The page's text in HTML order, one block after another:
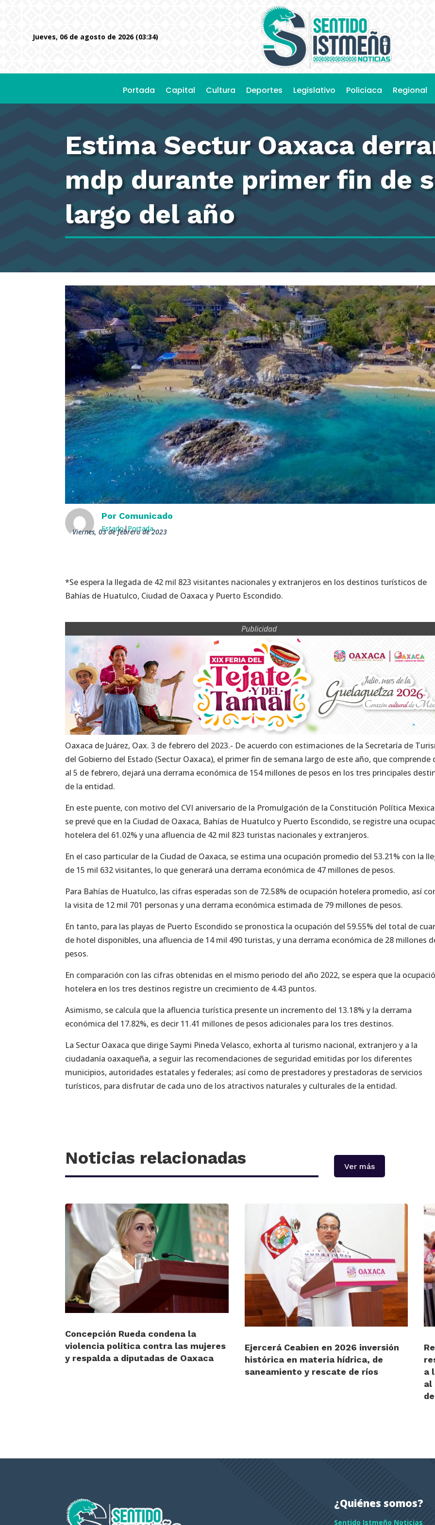
jueves, 06 de agosto de 2026 (03:34)
Portada Capital Cultura Deportes Legislativo Policiaca Regional
Estima Sectur Oaxaca
mdp durante primer fin de
largo del año
Por Comunicado
Estado|Portada
viernes, 03 de febrero de 2023
*Se espera la llegada de 42 mil 823 visitantes nacionales y extranjeros en los destinos turísticos de
Bahías de Huatulco, Ciudad de Oaxaca y Puerto Escondido.
Publicidad
Oaxaca de Juárez, Oax. 3 de febrero del 2023.- De acuerdo con estimaciones de la Secretaría de
del Gobierno del Estado (Sectur Oaxaca), el primer fin de semana largo de este año, que comprende
al 5 de febrero, dejará una derrama económica de 154 millones de pesos en los tres principales
de la entidad.
En este puente, con motivo del CVI aniversario de la Promulgación de la Constitución Política
se prevé que en la Ciudad de Oaxaca, Bahías de Huatulco y Puerto Escondido, se registre una
hotelera del 61.02% y una afluencia de 42 mil 823 turistas nacionales y extranjeros.
En el caso particular de la Ciudad de Oaxaca, se estima una ocupación promedio del 53.21% con la
de 15 mil 632 visitantes, lo que generará una derrama económica de 47 millones de pesos.
Para Bahías de Huatulco, las cifras esperadas son de 72.58% de ocupación hotelera promedio, así
la visita de 12 mil 701 personas y una derrama económica estimada de 79 millones de pesos.
En tanto, para las playas de Puerto Escondido se pronostica la ocupación del 59.55% del total de
de hotel disponibles, una afluencia de 14 mil 490 turistas, y una derrama económica de 28 millones
pesos.
En comparación con las cifras obtenidas en el mismo periodo del año 2022, se espera que la
hotelera en los tres destinos registre un crecimiento de 4.43 puntos.
Asimismo, se calcula que la afluencia turística presente un incremento del 13.18% y la derrama
económica del 17.82%, es decir 11.41 millones de pesos adicionales para los tres destinos.
La Sectur Oaxaca que dirige Saymi Pineda Velasco, exhorta al turismo nacional, extranjero y a la
ciudadanía oaxaqueña, a seguir las recomendaciones de seguridad emitidas por los diferentes
municipios, autoridades estatales y federales; así como de prestadores y prestadoras de servicios
turísticos, para disfrutar de cada uno de los atractivos naturales y culturales de la entidad.
Noticias relacionadas Ver más
Concepción Rueda condena la
violencia política contra las mujeres
y respalda a diputadas de Oaxaca
Ejercerá Ceabien en 2026 inversión
histórica en materia hídrica, de
saneamiento y rescate de ríos
a
al
¿Quiénes somos?
Sentido Istmeño Noticias